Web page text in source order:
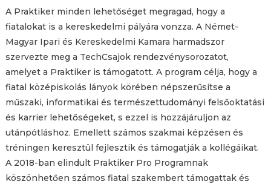
A Praktiker minden lehetőséget megragad, hogy a
fiatalokat is a kereskedelmi pályára vonzza. A Német-
Magyar Ipari és Kereskedelmi Kamara harmadszor
szervezte meg a TechCsajok rendezvénysorozatot,
amelyet a Praktiker is támogatott. A program célja, hogy a
fiatal középiskolás lányok körében népszerűsítse a
műszaki, informatikai és természettudományi felsőoktatási
és karrier lehetőségeket, s ezzel is hozzájáruljon az
utánpótláshoz. Emellett számos szakmai képzésen és
tréningen keresztül fejlesztik és támogatják a kollégáikat.
A 2018-ban elindult Praktiker Pro Programnak
köszönhetően számos fiatal szakembert támogattak és